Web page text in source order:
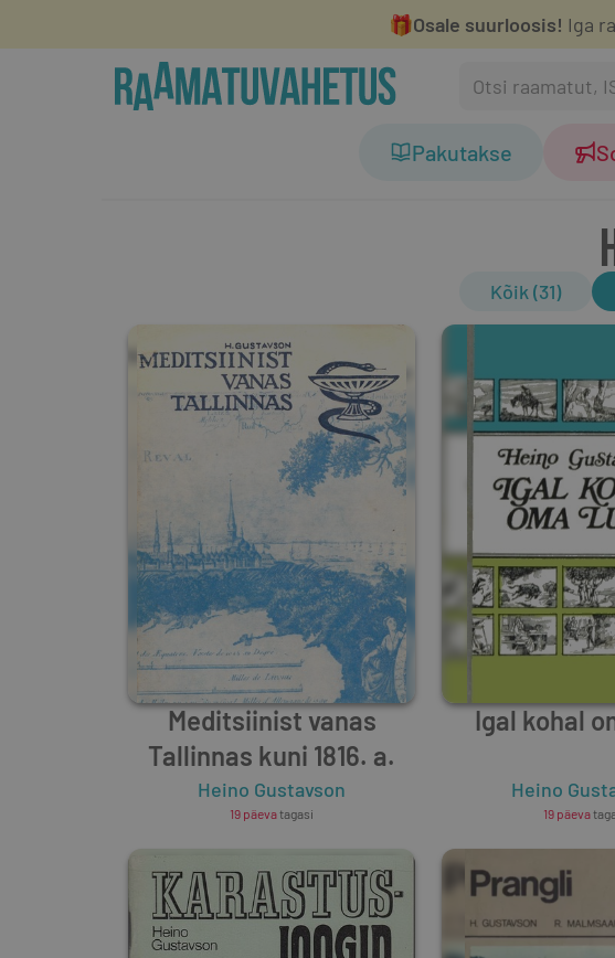
🎁Osale suurloosis! Iga
Pakutakse
Kõik (31)
Meditsiinist vanas
Tallinnas kuni 1816. a.
Heino Gustavson
19 päevatagasi
Igal kohal
Heino
19 päeva